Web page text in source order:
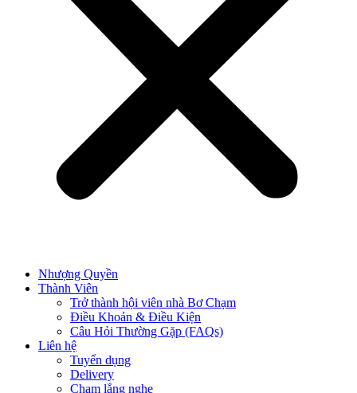
Nhượng Quyền
Thành Viên
Trở thành hội viên nhà Bơ Chạm
Điều Khoản & Điều Kiện
Câu Hỏi Thường Gặp (FAQs)
Liên hệ
Tuyển dụng
Delivery
Chạm lắng nghe